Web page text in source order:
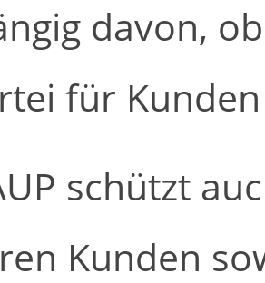
davon,
für
schützt
Kunden